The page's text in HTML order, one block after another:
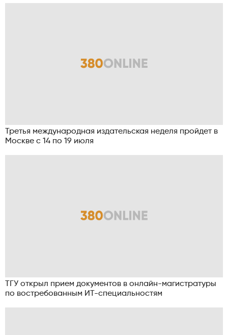
Третья международная издательская неделя пройдет в
Москве с 14 по 19 июля
ТГУ открыл прием документов в онлайн-магистратуры
по востребованным ИТ-специальностям